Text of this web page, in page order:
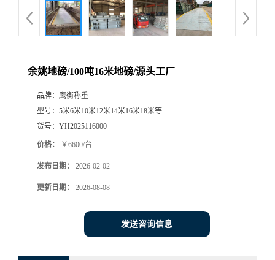
余姚地磅/100吨16米地磅/源头工厂
品牌： 鹰衡称重
型号： 5米6米10米12米14米16米18米等
货号： YH2025116000
价格： ￥6600/台
发布日期： 2026-02-02
更新日期： 2026-08-08
发送咨询信息